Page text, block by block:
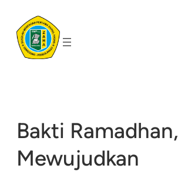
content
Bakti Ramadhan,
Mewujudkan